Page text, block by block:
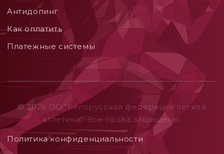
Aнтидопинг
Как оплатить
Платежные системы
© 2026 ОO "Белорусская федерация легкой
атлетики". Все права защищены.
Политика конфиденциальности